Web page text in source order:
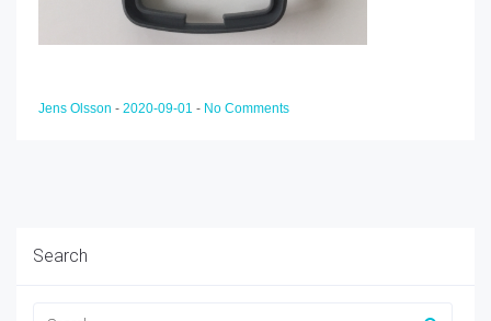
Jens Olsson - 2020-09-01 - No Comments
Search